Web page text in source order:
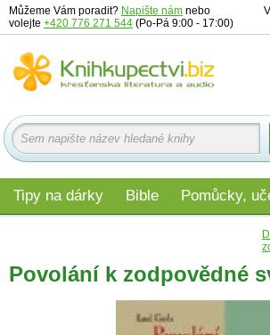
Můžeme Vám poradit? Napište nám nebo
volejte +420 776 271 544 (Po-Pá 9:00 - 17:00)
Tipy na dárky Bible Pomůcky,
Povolání k zodpovědné